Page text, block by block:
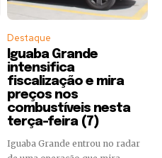
Destaque
Iguaba Grande
intensifica
fiscalização e mira
preços nos
combustíveis nesta
terça-feira (7)
Iguaba Grande entrou no radar